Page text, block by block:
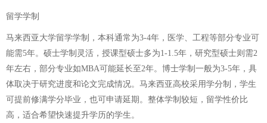
留学学制
马来西亚大学留学学制，本科通常为3-4年，医学、工程等部分专业可
能需5年。硕士学制灵活，授课型硕士多为1-1.5年，研究型硕士则需2
年左右，部分专业如MBA可能延长至2年。博士学制一般为3-5年，具
体取决于研究进度和论文完成情况。马来西亚高校采用学分制，学生
可提前修满学分毕业，也可申请延期。整体学制较短，留学性价比
高，适合希望快速提升学历的学生。